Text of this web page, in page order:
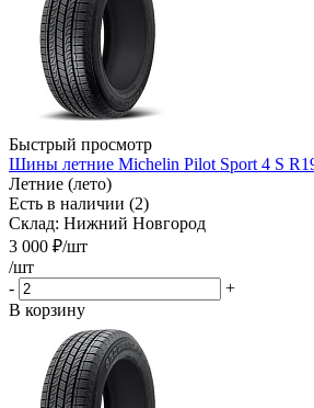
Быстрый просмотр
Шины летние Michelin Pilot Sport 4 S
Летние (лето)
Есть в наличии (2)
Склад: Нижний Новгород
3 000 ₽/шт
/шт
-
+
В корзину